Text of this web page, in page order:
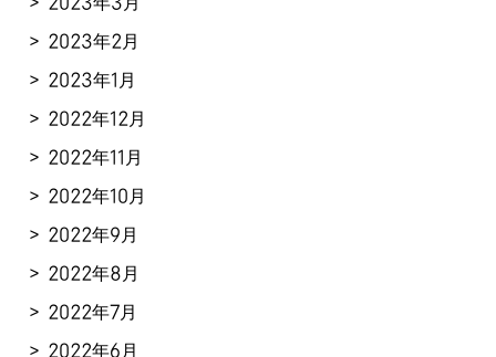
2023年2月
2023年1月
2022年12月
2022年11月
2022年10月
2022年9月
2022年8月
2022年7月
2022年6月